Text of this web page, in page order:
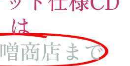
は
商店まで